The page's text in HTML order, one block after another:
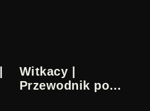
Witkacy |
Przewodnik po